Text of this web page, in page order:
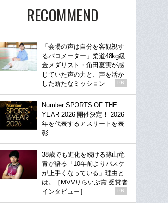
RECOMMEND
「会場の声は自分を客観視す
るバロメーター」柔道48kg級
金メダリスト・角田夏実が感
じていた声の力と、声を活か
した新たなミッション
PR
Number SPORTS OF THE
YEAR 2026 開催決定！ 2026
年を代表するアスリートを表
彰
38歳でも進化を続ける篠山竜
青が語る「10年前よりバスケ
が上手くなっている」理由と
は。［MVVりらいぶ賞 受賞者
インタビュー］
PR